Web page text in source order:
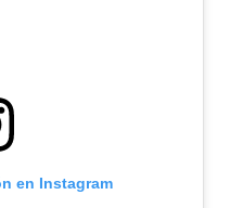
en Instagram